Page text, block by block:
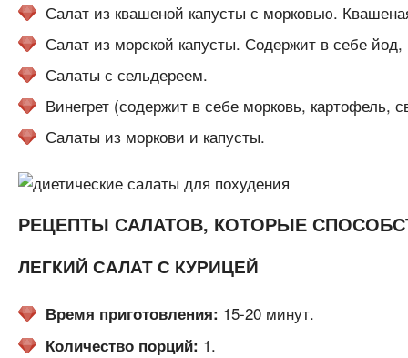
Салат из квашеной капусты с морковью.
Салат из морской капусты. Содержит в себе
Салаты с сельдереем.
Винегрет (содержит в себе морковь, картофель,
Салаты из моркови и капусты.
РЕЦЕПТЫ САЛАТОВ, КОТОРЫЕ
ЛЕГКИЙ САЛАТ С КУРИЦЕЙ
Время приготовления: 15-20 минут.
Количество порций: 1.